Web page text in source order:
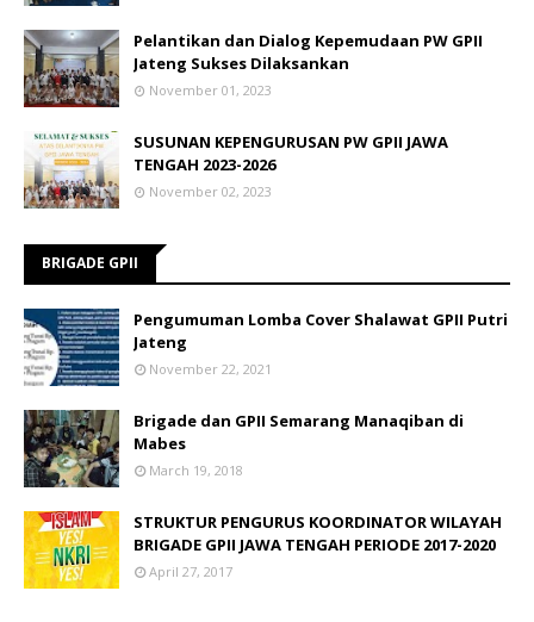
Pelantikan dan Dialog Kepemudaan PW GPII
Jateng Sukses Dilaksankan
November 01, 2023
SUSUNAN KEPENGURUSAN PW GPII JAWA
TENGAH 2023-2026
November 02, 2023
BRIGADE GPII
Pengumuman Lomba Cover Shalawat GPII Putri
Jateng
November 22, 2021
Brigade dan GPII Semarang Manaqiban di
Mabes
March 19, 2018
STRUKTUR PENGURUS KOORDINATOR WILAYAH
BRIGADE GPII JAWA TENGAH PERIODE 2017-2020
April 27, 2017